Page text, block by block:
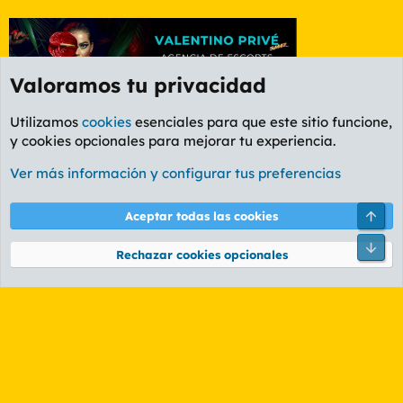
Foro General
Cookies
PL OLDSTYLE AMARILLO
Términos y reglas Política de privacidad Ayuda
Community platform by XenForo® © 2010-2026 XenForo Ltd.
Valoramos tu privacidad
Utilizamos cookies esenciales para que este sitio funcione,
y cookies opcionales para mejorar tu experiencia.
Ver más información y configurar tus preferencias
Aceptar todas las cookies
Rechazar cookies opcionales
Pie